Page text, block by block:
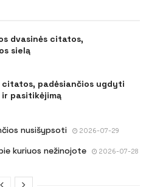
dvasinės citatos,
sielą
citatos, padėsiančios ugdyti
ir pasitikėjimą
nusišypsoti 2026-07-29
kuriuos nežinojote 2026-07-28